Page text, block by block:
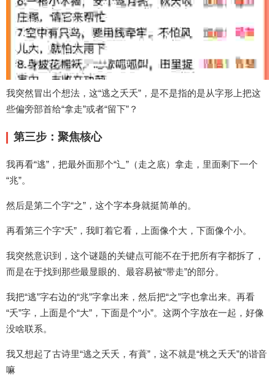
我突然冒出个想法，这“逃之夭夭”，是不是指的是从字形上把这
些偏旁部首给“拿走”或者“留下”？
第三步：聚焦核心
我再看“逃”，把最外面那个“辶”（走之底）拿走，里面剩下一个
“兆”。
然后是第二个字“之”，这个字本身就挺简单的。
再看第三个字“夭”，我盯着它看，上面像个大，下面像个小。
我突然意识到，这个谜题的关键点可能不在于把所有字都拆了，
而是在于找到那些最显眼的、最容易被“带走”的部分。
我把“逃”字右边的“兆”字拿出来，然后把“之”字也拿出来。再看
“夭”字，上面是个“大”，下面是个“小”。这两个字放在一起，好像
没啥联系。
我又想起了古诗里“逃之夭夭，有蕡”，这不就是“桃之夭夭”的谐音
嘛